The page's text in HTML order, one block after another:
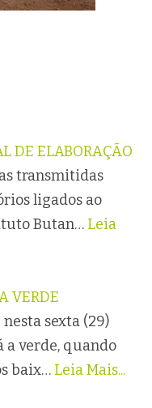
DE ELABORAÇÃO
transmitidas
ligados ao
Butan… Leia
VERDE
sexta (29)
a verde, quando
baix… Leia Mais...